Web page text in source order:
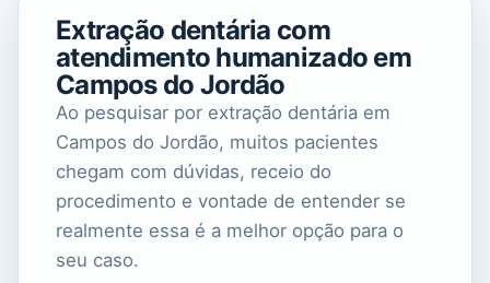
Extração dentária com
atendimento humanizado em
Campos do Jordão
Ao pesquisar por extração dentária em
Campos do Jordão, muitos pacientes
chegam com dúvidas, receio do
procedimento e vontade de entender se
realmente essa é a melhor opção para o
seu caso.